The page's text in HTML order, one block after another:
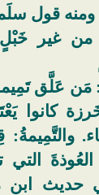
قول
من غير
مَن عَلَّق تَمِيمةً
كانوا
العُوذةَ التي
حديث ابن